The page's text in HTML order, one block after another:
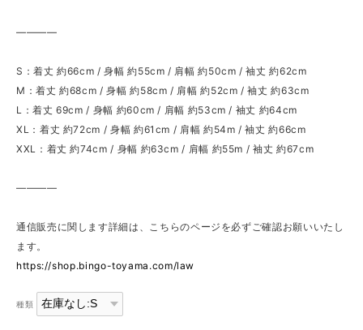
————
S：着丈 約66cm / 身幅 約55cm / 肩幅 約50cm / 袖丈 約62cm
M：着丈 約68cm / 身幅 約58cm / 肩幅 約52cm / 袖丈 約63cm
L：着丈 69cm / 身幅 約60cm / 肩幅 約53cm / 袖丈 約64cm
XL：着丈 約72cm / 身幅 約61cm / 肩幅 約54m / 袖丈 約66cm
XXL：着丈 約74cm / 身幅 約63cm / 肩幅 約55m / 袖丈 約67cm
————
通信販売に関します詳細は、こちらのページを必ずご確認お願いいたし
ます。
https://shop.bingo-toyama.com/law
種類